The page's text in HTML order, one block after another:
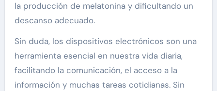
la producción de melatonina y dificultando un
descanso adecuado.
Sin duda, los dispositivos electrónicos son una
herramienta esencial en nuestra vida diaria,
facilitando la comunicación, el acceso a la
información y muchas tareas cotidianas. Sin